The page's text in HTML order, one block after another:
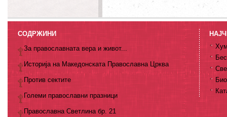
СОДРЖИНИ
За православната вера и живот...
Историја на Македонската Православна Црква
Против сектите
Големи православни празници
Православна Светлина бр. 21